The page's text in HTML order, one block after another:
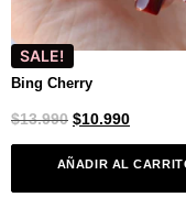
SALE!
Bing Cherry
$13.990 $10.990
AÑADIR AL